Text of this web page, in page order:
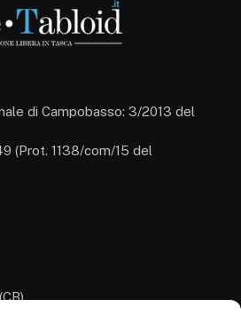
di Campobasso: 3/2013 del
(Prot. 1138/com/15 del